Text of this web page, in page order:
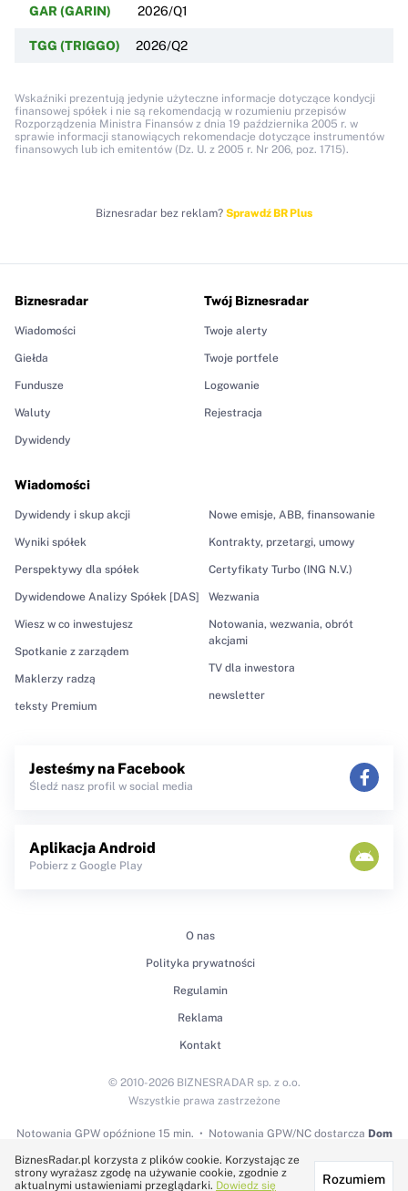
GAR (GARIN) 2026/Q1
TGG (TRIGGO) 2026/Q2
Wskaźniki prezentują jedynie użyteczne informacje dotyczące kondycji
finansowej spółek i nie są rekomendacją w rozumieniu przepisów
Rozporządzenia Ministra Finansów z dnia 19 października 2005 r. w
sprawie informacji stanowiących rekomendacje dotyczące instrumentów
finansowych lub ich emitentów (Dz. U. z 2005 r. Nr 206, poz. 1715).
Biznesradar bez reklam? Sprawdź BR Plus
Biznesradar
Wiadomości
Giełda
Fundusze
Waluty
Dywidendy
Wiadomości
Dywidendy i skup akcji
Wyniki spółek
Perspektywy dla spółek
Dywidendowe Analizy Spółek [DAS]
Wiesz w co inwestujesz
Spotkanie z zarządem
Maklerzy radzą
teksty Premium
Nowe emisje, ABB, finansowanie
Kontrakty, przetargi, umowy
Certyfikaty Turbo (ING N.V.)
Wezwania
Notowania, wezwania, obrót
akcjami
TV dla inwestora
newsletter
Twój Biznesradar
Twoje alerty
Twoje portfele
Logowanie
Rejestracja
Jesteśmy na Facebook
Śledź nasz profil w social media
Aplikacja Android
Pobierz z Google Play
O nas
Polityka prywatności
Regulamin
Reklama
Kontakt
Notowania GPWopóźnione 15 min. Notowania GPW/NC dostarcza Dom
© 2010-2026 BIZNESRADAR sp. z o.o.
Wszystkie prawa zastrzeżone
Technologię dostarcza:
BiznesRadar.pl korzysta z plików cookie. Korzystając ze
strony wyrażasz zgodę na używanie cookie, zgodnie z
aktualnymi ustawieniami przeglądarki. Dowiedz się Rozumiem